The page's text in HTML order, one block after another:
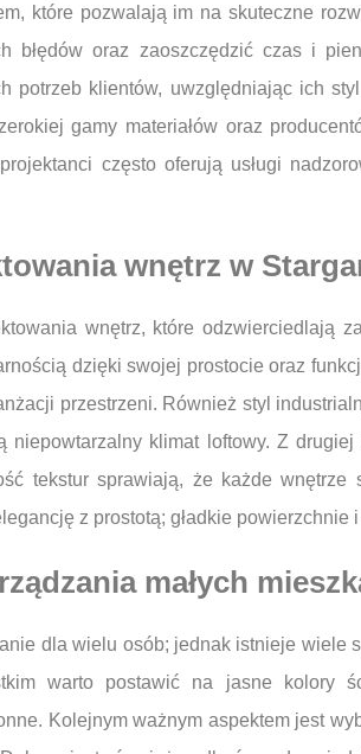
które pozwalają im na skuteczne
błędów oraz zaoszczędzić czas i
potrzeb klientów, uwzględniając ich
gamy materiałów oraz
często oferują usługi
wnętrz w
wnętrz, które odzwierciedlają
dzięki swojej prostocie oraz
przestrzeni. Również styl
niepowtarzalny klimat loftowy. Z drugiej
tekstur sprawiają, że każde
z prostotą; gładkie powierzchnie
małych
dla wielu osób; jednak istnieje wiele
warto postawić na jasne kolory
Kolejnym ważnym aspektem jest